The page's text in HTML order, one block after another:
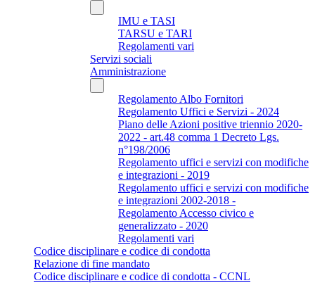
IMU e TASI
TARSU e TARI
Regolamenti vari
Servizi sociali
Amministrazione
Regolamento Albo Fornitori
Regolamento Uffici e Servizi - 2024
Piano delle Azioni positive triennio 2020-
2022 - art.48 comma 1 Decreto Lgs.
n°198/2006
Regolamento uffici e servizi con modifiche
e integrazioni - 2019
Regolamento uffici e servizi con modifiche
e integrazioni 2002-2018 -
Regolamento Accesso civico e
generalizzato - 2020
Regolamenti vari
Codice disciplinare e codice di condotta
Relazione di fine mandato
Codice disciplinare e codice di condotta - CCNL